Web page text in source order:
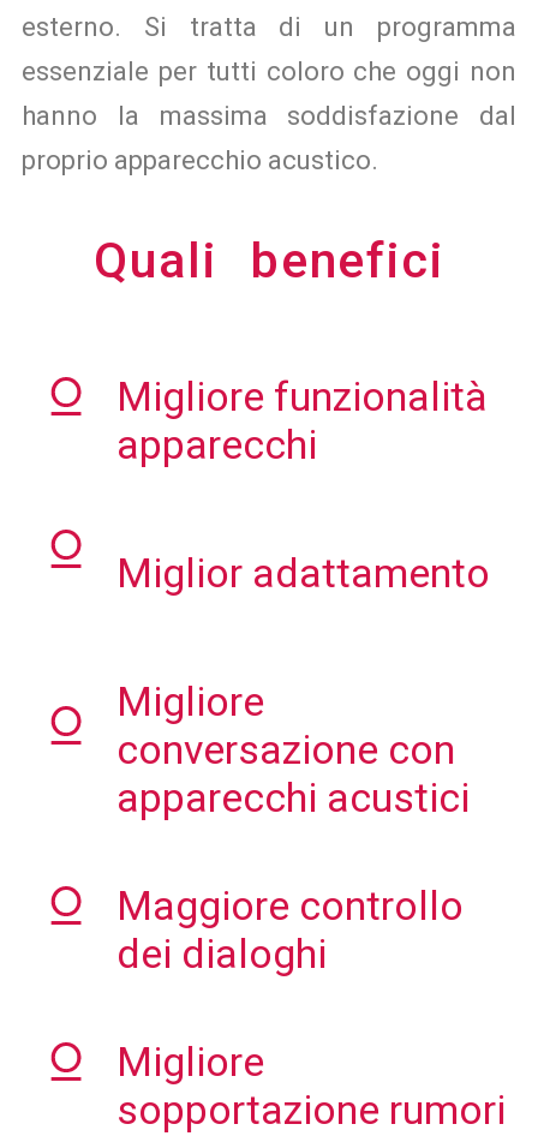
esterno. Si tratta di un programma
essenziale per tutti coloro che oggi non
hanno la massima soddisfazione dal
proprio apparecchio acustico.
Quali benefici
Migliore funzionalità
apparecchi
Miglior adattamento
Migliore
conversazione con
apparecchi acustici
Maggiore controllo
dei dialoghi
Migliore
sopportazione rumori